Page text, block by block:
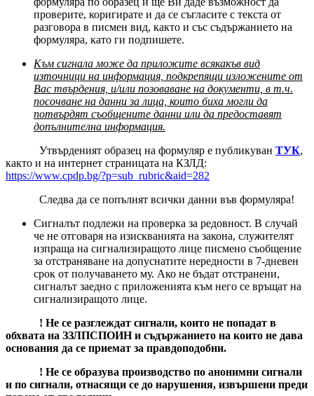
проверите, коригирате и да се съгласите с текста от
разговора в писмен вид, както и със съдържанието на
формуляра, като ги подпишете.
Към сигнала може да приложите всякакъв вид
източници на информация, подкрепящи изложените от
Вас твърдения, и/или позоваване на документи, в т.ч.
посочване на данни за лица, които биха могли да
потвърдят съобщените данни или да предоставят
допълнителна информация.
Утвърденият образец на формуляр е публикуван ТУК,
както и на интернет страницата на КЗЛД:
https://www.cpdp.bg/?p=sub_rubric&aid=282
Следва да се попълнят всички данни във формуляра!
Сигналът подлежи на проверка за редовност. В случай
че не отговаря на изискванията на закона, служителят
изпраща на сигнализиращото лице писмено съобщение
за отстраняване на допуснатите нередности в 7-дневен
срок от получаването му. Ако не бъдат отстранени,
сигналът заедно с приложенията към него се връщат на
сигнализиращото лице.
! Не се разглеждат сигнали, които не попадат в
обхвата на ЗЗЛПСПОИН и съдържанието на които не дава
основания да се приемат за правдоподобни.
! Не се образува производство по анонимни сигнали
и по сигнали, отнасящи се до нарушения, извършени преди